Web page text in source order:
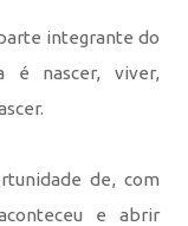
integrante do
é nascer, viver,
de, com
e abrir